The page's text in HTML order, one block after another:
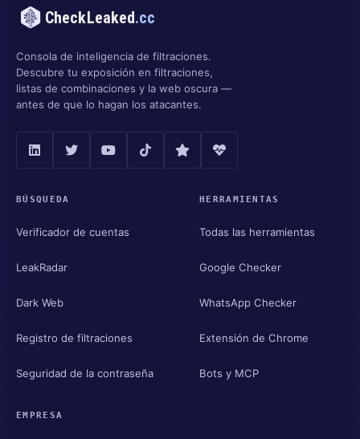
CheckLeaked.cc
Consola de inteligencia de filtraciones.
Descubre tu exposición en filtraciones,
listas de combinaciones y la web oscura —
antes de que lo hagan los atacantes.
BÚSQUEDA
Verificador de cuentas
LeakRadar
Dark Web
Registro de filtraciones
Seguridad de la contraseña
HERRAMIENTAS
Todas las herramientas
Google Checker
WhatsApp Checker
Extensión de Chrome
Bots y MCP
EMPRESA